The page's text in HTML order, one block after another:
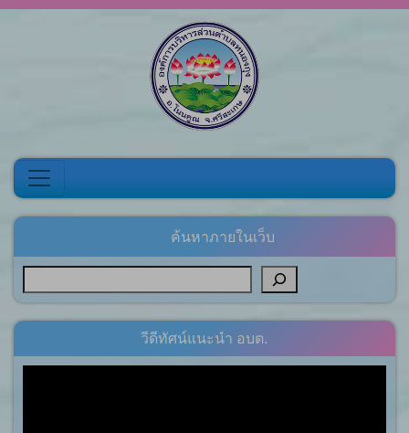
ค้นหาภายในเว็บ
วีดีทัศน์แนะนำ อบต.